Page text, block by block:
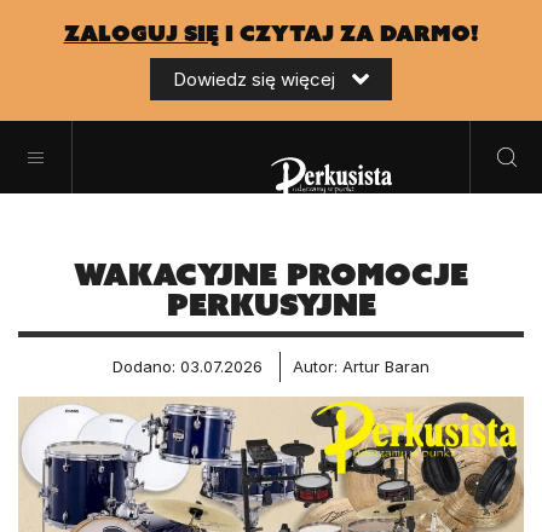
zaloguj sięi czytaj za darmo!
Dowiedz się więcej
Wakacyjne promocje
perkusyjne
Dodano: 03.07.2026 Autor: Artur Baran